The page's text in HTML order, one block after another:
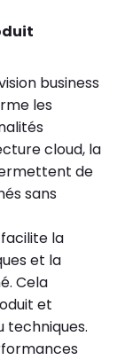
business
les
cloud, la
de
sans
la
et la
Cela
et
techniques.